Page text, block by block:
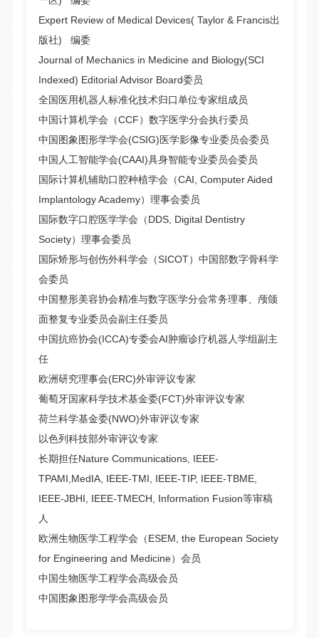
Expert Review of Medical Devices( Taylor & Francis出
版社) 编委
Journal of Mechanics in Medicine and Biology(SCI
Indexed) Editorial Advisor Board委员
全国医用机器人标准化技术归口单位专家组成员
中国计算机学会（CCF）数字医学分会执行委员
中国图象图形学学会(CSIG)医学影像专业委员会委员
中国人工智能学会(CAAI)具身智能专业委员会委员
国际计算机辅助口腔种植学会（CAI, Computer Aided
Implantology Academy）理事会委员
国际数字口腔医学学会（DDS, Digital Dentistry
Society）理事会委员
国际矫形与创伤外科学会（SICOT）中国部数字骨科学
会委员
中国整形美容协会精准与数字医学分会常务理事、颅颌
面整复专业委员会副主任委员
中国抗癌协会(ICCA)专委会AI肿瘤诊疗机器人学组副主
任
欧洲研究理事会(ERC)外审评议专家
葡萄牙国家科学技术基金委(FCT)外审评议专家
荷兰科学基金委(NWO)外审评议专家
以色列科技部外审评议专家
长期担任Nature Communications, IEEE-
TPAMI,MedIA, IEEE-TMI, IEEE-TIP, IEEE-TBME,
IEEE-JBHI, IEEE-TMECH, Information Fusion等审稿
人
欧洲生物医学工程学会（ESEM, the European Society
for Engineering and Medicine）会员
中国生物医学工程学会高级会员
中国图象图形学学会高级会员